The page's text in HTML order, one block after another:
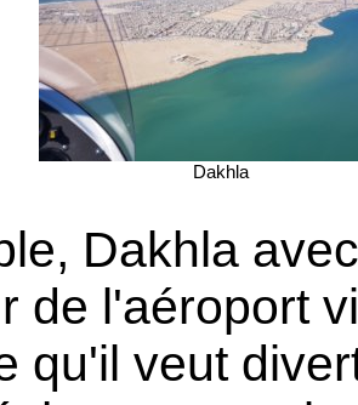
Dakhla
Dakhla
de l'aéroport
qu'il veut